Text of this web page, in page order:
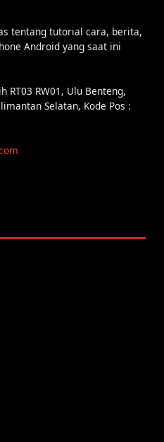
tentang tutorial cara, berita,
Android yang saat ini
RT03 RW01, Ulu Benteng,
Selatan, Kode Pos :